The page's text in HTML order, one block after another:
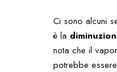
Ci sono alcuni
è la
nota che il
potrebbe